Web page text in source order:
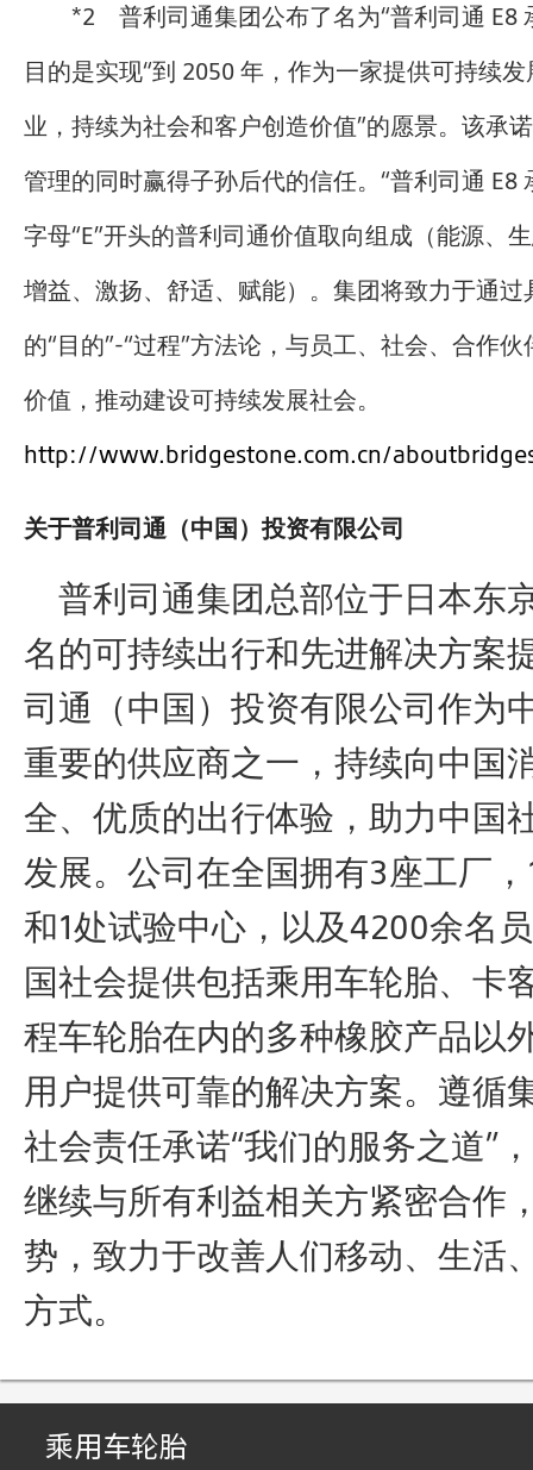
*2 普利司通集团公布了名为“普利司通 E8
目的是实现“到 2050 年，作为一家提供可持续
业，持续为社会和客户创造价值”的愿景。该承
管理的同时赢得子孙后代的信任。“普利司通 E8
字母“E”开头的普利司通价值取向组成（能源、
增益、激扬、舒适、赋能）。集团将致力于通过
的“目的”-“过程”方法论，与员工、社会、合作
价值，推动建设可持续发展社会。
http://www.bridgestone.com.cn/
关于普利司通（中国）投资有限公司
普利司通集团总部位于日本东
名的可持续出行和先进解决方案
司通（中国）投资有限公司作为
重要的供应商之一，持续向中国
全、优质的出行体验，助力中国
发展。公司在全国拥有3座工厂
和1处试验中心，以及4200余名
国社会提供包括乘用车轮胎、卡
程车轮胎在内的多种橡胶产品以
用户提供可靠的解决方案。遵循
社会责任承诺“我们的服务之道”
继续与所有利益相关方紧密合作
势，致力于改善人们移动、生活
方式。
乘用车轮胎